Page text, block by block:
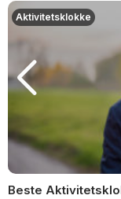
Beste
Aktivitetsklokke